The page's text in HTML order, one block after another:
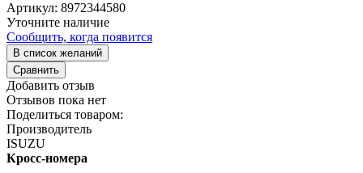
Артикул: 8972344580
Уточните наличие
Сообщить, когда появится
В список желаний
Сравнить
Добавить отзыв
Отзывов пока нет
Поделиться товаром:
Производитель
ISUZU
Кросс-номера